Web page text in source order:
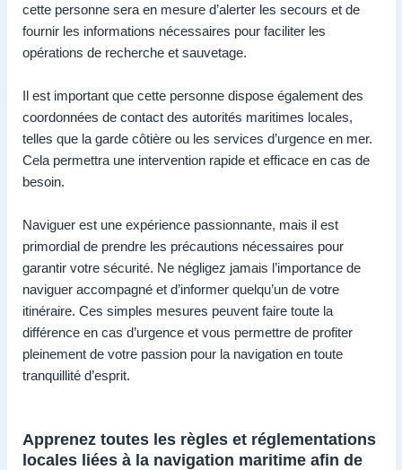
cette personne sera en mesure d’alerter les secours et de
fournir les informations nécessaires pour faciliter les
opérations de recherche et sauvetage.
Il est important que cette personne dispose également des
coordonnées de contact des autorités maritimes locales,
telles que la garde côtière ou les services d’urgence en mer.
Cela permettra une intervention rapide et efficace en cas de
besoin.
Naviguer est une expérience passionnante, mais il est
primordial de prendre les précautions nécessaires pour
garantir votre sécurité. Ne négligez jamais l’importance de
naviguer accompagné et d’informer quelqu’un de votre
itinéraire. Ces simples mesures peuvent faire toute la
différence en cas d’urgence et vous permettre de profiter
pleinement de votre passion pour la navigation en toute
tranquillité d’esprit.
Apprenez toutes les règles et réglementations
locales liées à la navigation maritime afin de